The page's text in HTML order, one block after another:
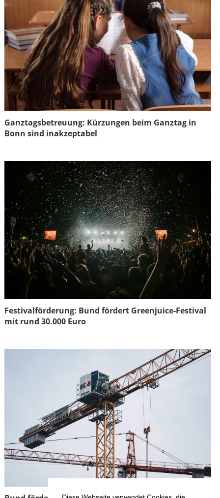
Ganztagsbetreuung: Kürzungen beim Ganztag in
Bonn sind inakzeptabel
Festivalförderung: Bund fördert Greenjuice-Festival
mit rund 30.000 Euro